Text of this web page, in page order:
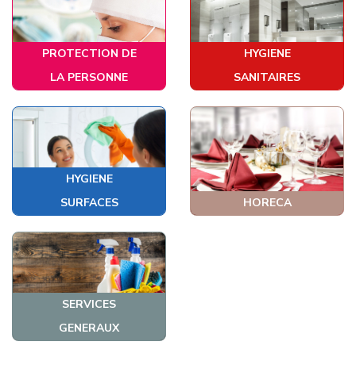
PROTECTION DE
LA PERSONNE
HYGIENE
SANITAIRES
HYGIENE
SURFACES
HORECA
SERVICES
GENERAUX